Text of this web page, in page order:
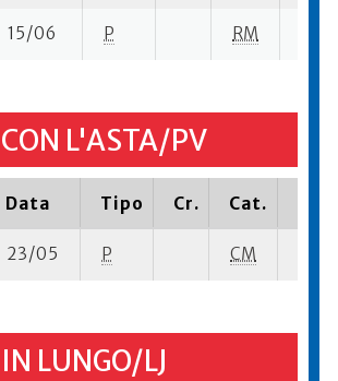
15/06 P RM
L'ASTA/PV
Data Tipo Cr. Cat.
23/05 P CM
LUNGO/LJ